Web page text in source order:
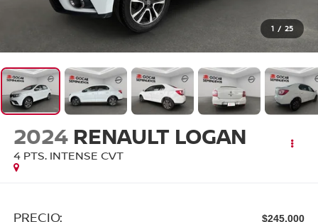
1 / 25
2024 RENAULT LOGAN
4 PTS. INTENSE CVT
PRECIO: $245,000